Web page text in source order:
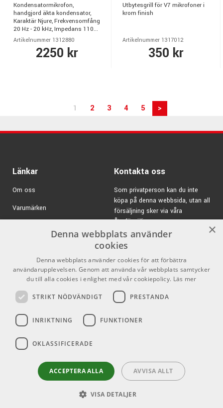
Kondensatormikrofon,
handgjord äkta kondensator,
Karaktär Njure, Frekvensomfång
20 Hz - 20 kHz, Impedans 110...
Artikelnummer 1312880
2250 kr
Utbytesgrill för V7 mikrofoner i
krom finish
Artikelnummer 1317012
350 kr
1 2 3 4 5 >
Länkar
Om oss
Varumärken
Försäljningsvillkor
Inlogg för återförsäljare
Kontakta oss
Som privatperson kan du inte
köpa på denna webbsida, utan all
försäljning sker via våra
återförsäljare.
E-post:info@emnordic.se
Youtube
×
Denna webbplats använder
cookies
Denna webbplats använder cookies för att förbättra
användarupplevelsen. Genom att använda vår webbplats samtycker
du till alla cookies i enlighet med vår cookiepolicy. Läs mer
STRIKT NÖDVÄNDIGT PRESTANDA
INRIKTNING FUNKTIONER
OKLASSIFICERADE
ACCEPTERA ALLA AVVISA ALLT
VISA DETALJER